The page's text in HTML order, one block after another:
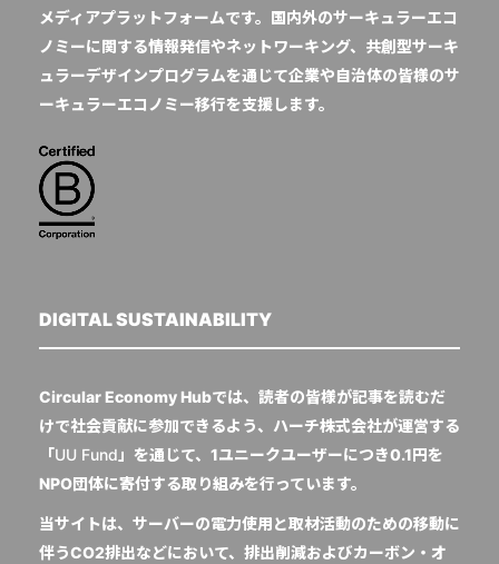
メディアプラットフォームです。国内外のサーキュラーエコ
ノミーに関する情報発信やネットワーキング、共創型サーキ
ュラーデザインプログラムを通じて企業や自治体の皆様のサ
ーキュラーエコノミー移行を支援します。
DIGITAL SUSTAINABILITY
Circular Economy Hubでは、読者の皆様が記事を読むだ
けで社会貢献に参加できるよう、ハーチ株式会社が運営する
「UU Fund 」を通じて、1ユニークユーザーにつき0.1円を
NPO団体に寄付する取り組みを行っています。
当サイトは、サーバーの電力使用と取材活動のための移動に
伴うCO2排出などにおいて、排出削減およびカーボン・オ